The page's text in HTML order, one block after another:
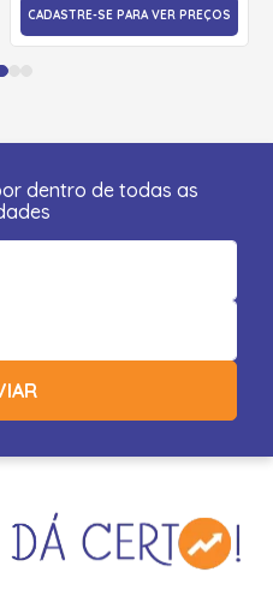
CADASTRE-SE PARA VER PREÇOS
dentro de todas as